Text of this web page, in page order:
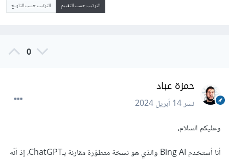
الترتيب حسب التقييم الترتيب حسب التاريخ
0
حمزة عباد
نشر14 أبريل 2024
وعليكم السلام،
أنا أستخدم Bing AI والذي هو نسخة متطوّرة مقارنة بـChatGPT، إذ أنّه